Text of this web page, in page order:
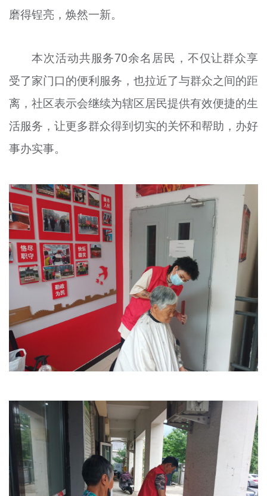
资料库
磨得锃亮，焕然一新。
本次活动共服务70余名居民，不仅让群众享
受了家门口的便利服务，也拉近了与群众之间的距
离，社区表示会继续为辖区居民提供有效便捷的生
活服务，让更多群众得到切实的关怀和帮助，办好
事办实事。